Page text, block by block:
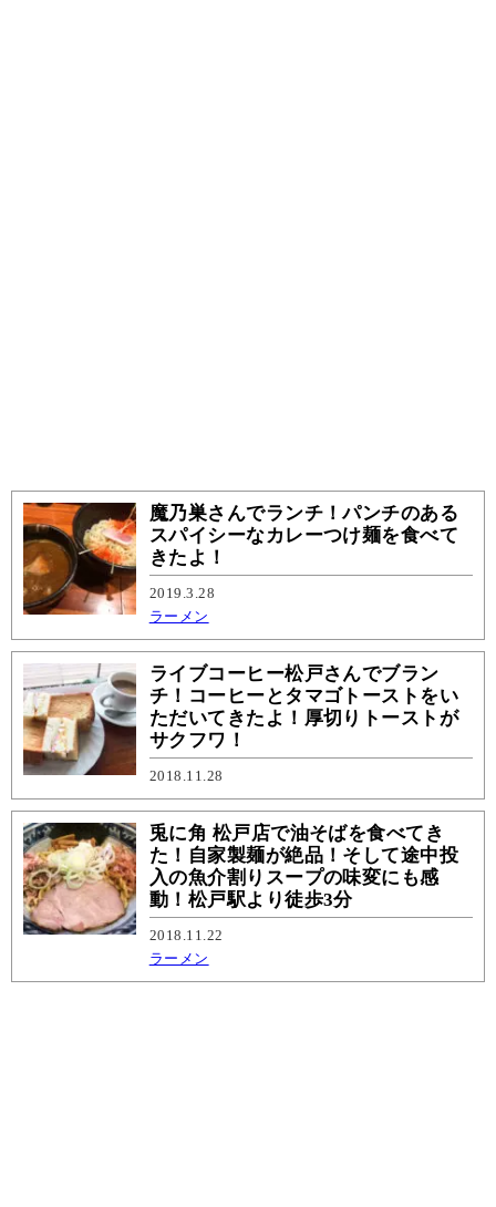
魔乃巣さんでランチ！パンチのある
スパイシーなカレーつけ麺を食べて
きたよ！
2019.3.28
ラーメン
ライブコーヒー松戸さんでブラン
チ！コーヒーとタマゴトーストをい
ただいてきたよ！厚切りトーストが
サクフワ！
2018.11.28
兎に角 松戸店で油そばを食べてき
た！自家製麺が絶品！そして途中投
入の魚介割りスープの味変にも感
動！松戸駅より徒歩3分
2018.11.22
ラーメン